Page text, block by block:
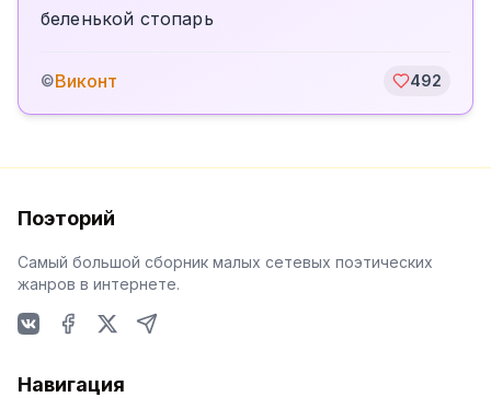
беленькой стопарь
©Виконт 492
Поэторий
Самый большой сборник малых сетевых поэтических
жанров в интернете.
Навигация